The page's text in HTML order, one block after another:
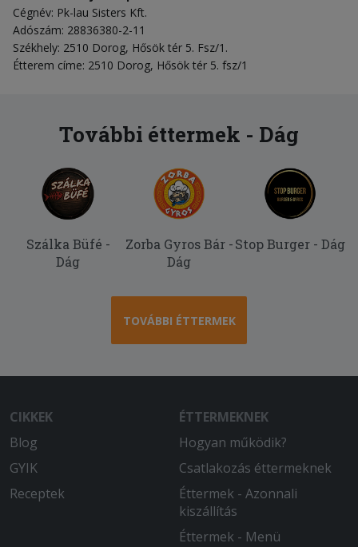
Cégnév: Pk-lau Sisters Kft.
Adószám: 28836380-2-11
Székhely: 2510 Dorog, Hősök tér 5. Fsz/1.
Étterem címe: 2510 Dorog, Hősök tér 5. fsz/1
További éttermek - Dág
Szálka Büfé -
Dág
Zorba Gyros Bár -
Dág
Stop Burger - Dág
TOVÁBBI ÉTTERMEK
CIKKEK
Blog
GYIK
Receptek
ÉTTERMEKNEK
Hogyan működik?
Csatlakozás éttermeknek
Éttermek - Azonnali
kiszállítás
Éttermek - Menü